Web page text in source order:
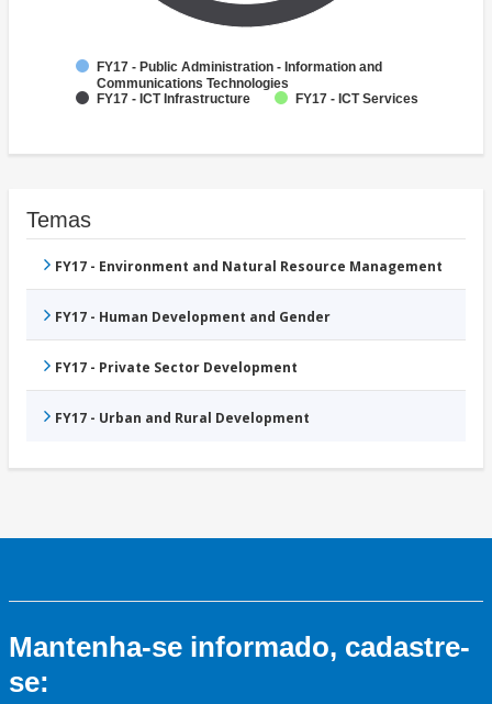
FY17 - Public Administration - Information and
Communications Technologies
FY17 - ICT Infrastructure
FY17 - ICT Services
Temas
FY17 - Environment and Natural Resource Management
FY17 - Human Development and Gender
FY17 - Private Sector Development
FY17 - Urban and Rural Development
Mantenha-se informado, cadastre-
se: